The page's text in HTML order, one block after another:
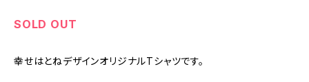
SOLD OUT
幸せはとねデザインオリジナルTシャツです。